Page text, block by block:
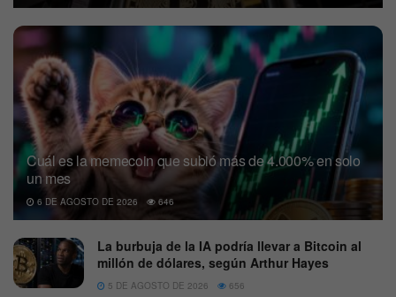
Cuál es la memecoin que subió más de 4.000% en solo
un mes
6 DE AGOSTO DE 2026 646
La burbuja de la IA podría llevar a Bitcoin al
millón de dólares, según Arthur Hayes
5 DE AGOSTO DE 2026 656